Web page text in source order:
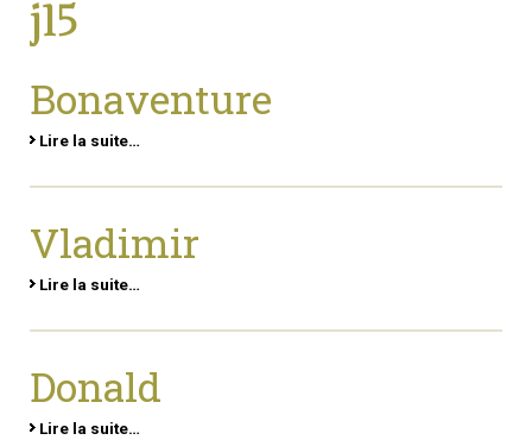
j15
Bonaventure
Lire la suite…
Vladimir
Lire la suite…
Donald
Lire la suite…